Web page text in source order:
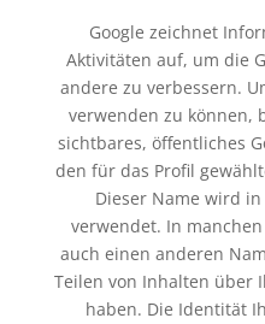
Google zeichnet
Aktivitäten auf, um die
andere zu verbessern.
verwenden zu können,
sichtbares, öffentliches
den für das Profil
Dieser Name wird
verwendet. In
auch einen anderen
Teilen von Inhalten über
haben. Die Identität